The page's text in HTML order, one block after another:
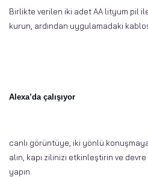
Birlikte verilen iki adet AA lityum pil
kurun, ardından uygulamadaki
Alexa’da çalışıyor
canlı görüntüye, iki yönlü
alın, kapı zilinizi etkinleştirin ve devre
yapın.